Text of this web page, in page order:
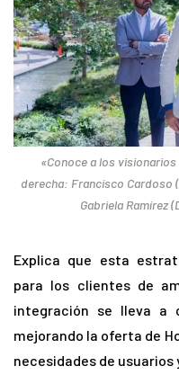
«Conoce a los visionarios
derecha: Francisco Cardoso
Gabriela Ramírez
Explica que esta
para los clientes de
integración se lleva a
mejorando la oferta de
necesidades de